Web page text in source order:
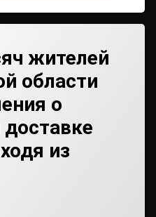
жителей
области
о
доставке
из